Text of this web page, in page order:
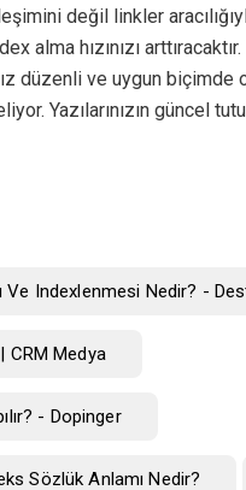
değil linkler
hızınızı arttıracaktır.
düzenli ve uygun biçimde
Yazılarınızın güncel
Ve Indexlenmesi Nedir? -
CRM Medya
- Dopinger
Sözlük Anlamı Nedir?